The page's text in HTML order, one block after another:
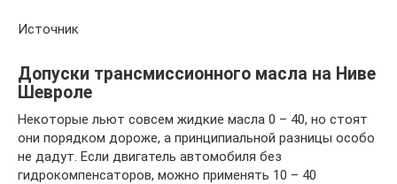
Источник
Допуски трансмиссионного масла на Ниве
Шевроле
Некоторые льют совсем жидкие масла 0 – 40, но стоят
они порядком дороже, а принципиальной разницы особо
не дадут. Если двигатель автомобиля без
гидрокомпенсаторов, можно применять 10 – 40